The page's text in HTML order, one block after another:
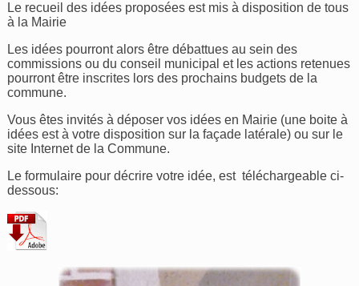
Le recueil des idées proposées est mis à disposition de tous
à la Mairie
Les idées pourront alors être débattues au sein des
commissions ou du conseil municipal et les actions retenues
pourront être inscrites lors des prochains budgets de la
commune.
Vous êtes invités à déposer vos idées en Mairie (une boite à
idées est à votre disposition sur la façade latérale) ou sur le
site Internet de la Commune.
Le formulaire pour décrire votre idée, est téléchargeable ci-
dessous: